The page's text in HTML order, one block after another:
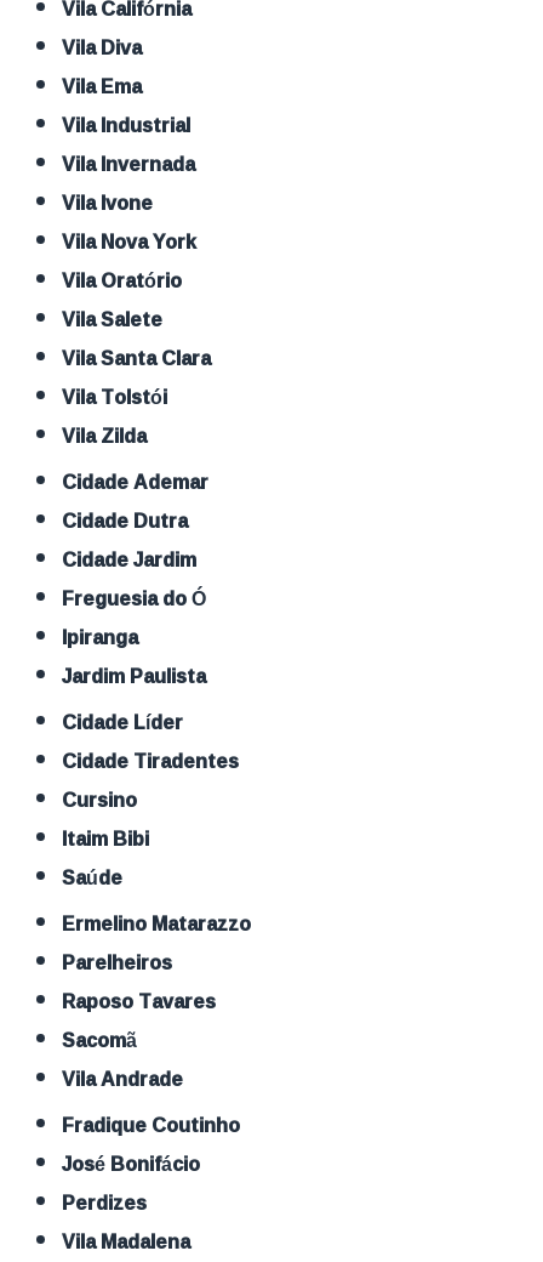
Vila Califórnia
Vila Diva
Vila Ema
Vila Industrial
Vila Invernada
Vila Ivone
Vila Nova York
Vila Oratório
Vila Salete
Vila Santa Clara
Vila Tolstói
Vila Zilda
Cidade Ademar
Cidade Dutra
Cidade Jardim
Freguesia do Ó
Ipiranga
Jardim Paulista
Cidade Líder
Cidade Tiradentes
Cursino
Itaim Bibi
Saúde
Ermelino Matarazzo
Parelheiros
Raposo Tavares
Sacomã
Vila Andrade
Fradique Coutinho
José Bonifácio
Perdizes
Vila Madalena